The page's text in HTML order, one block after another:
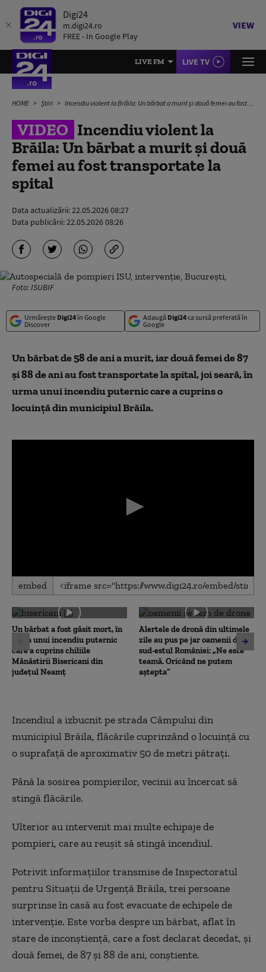
Digi24
m.digi24.ro
FREE - In Google Play
VIEW
LIVE FM LIVE TV
HOME Știri Incendiu violent la Brăila: Un bărbat a murit şi două femei au fost transportate la spital
VIDEO Incendiu violent la
Brăila: Un bărbat a murit şi două
femei au fost transportate la
spital
Data actualizării:22.05.2026 08:27
Data publicării:22.05.2026 08:26
Foto: ISUBIF
Urmărește Digi24în Google
Discover
Adaugă Digi24ca sursă preferată în
Google
Un bărbat de 58 de ani a murit, iar două femei de 87
şi 88 de ani au fost transportate la spital, joi seară, în
urma unui incendiu puternic care a cuprins o
locuinţă din municipiul Brăila.
0
seconds
0
seconds
embed
Un bărbat a fost găsit mort, în
urma unui incendiu puternic
care a cuprins chiliile
Mănăstirii Bisericani din
județul Neamț
Alertele de dronă din ultimele
zile au pus pe jar oamenii din
sud-estul României: „Ne este
teamă. Oricând ne putem
aștepta”
Incendiul a izbucnit pe strada Câmpului din
municipiul Brăila, flăcările cuprinzând o locuinţă cu
o suprafaţă de aproximativ 50 de metri pătraţi.
Până la sosirea pompierilor, vecinii au încercat să
stingă flăcările.
Ulterior au intervenit mai multe echipaje de
pompieri, care au reuşit să stingă incendiul.
Potrivit informaţiilor transmise de Inspectoratul
pentru Situaţii de Urgenţă Brăila, trei persoane
surprinse în casă au fost evacuate de echipele de
intervenţie. Este vorba despre un bărbat, aflat în
stare de inconştienţă, care a fost declarat decedat, şi
două femei, de 87 şi 88 de ani, conştiente.